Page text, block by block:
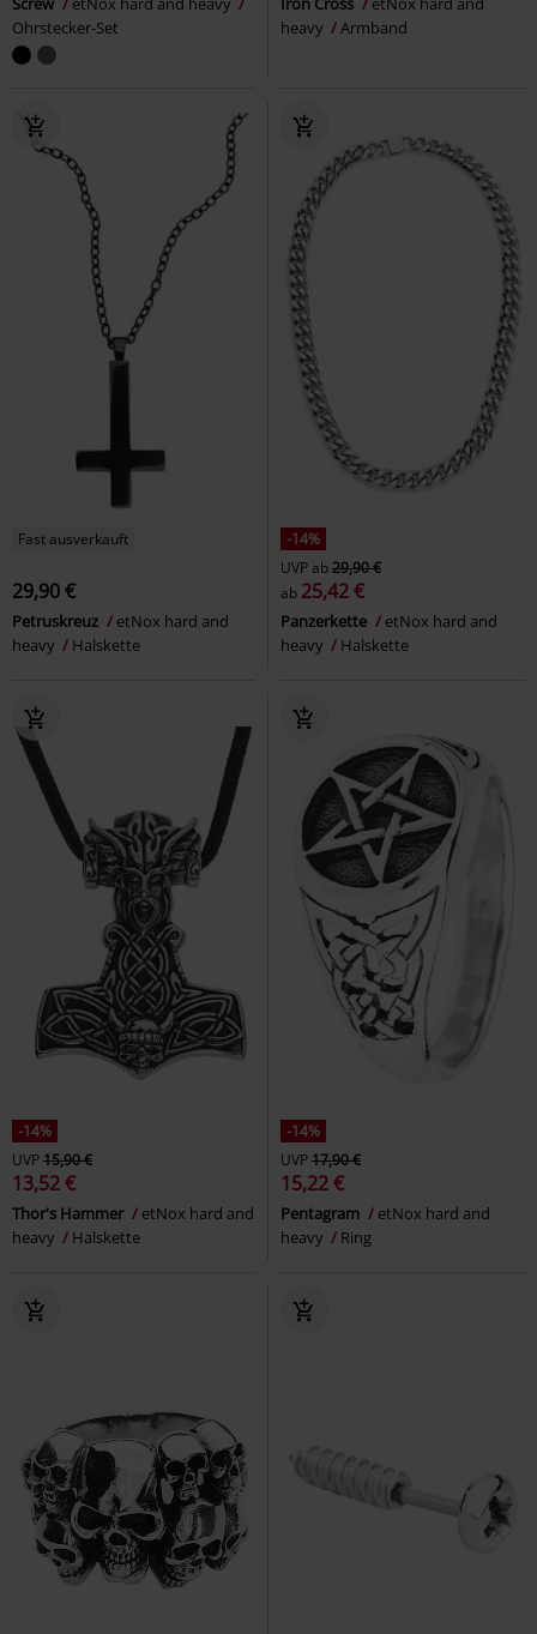
Ohrstecker-Set
heavy
Armband
Fast ausverkauft
29,90 €
Petruskreuz
etNox hard and
heavy
Halskette
-14%
UVPab29,90 €
ab 25,42 €
Panzerkette
etNox hard and
heavy
Halskette
-14%
UVP15,90 €
13,52 €
Thor's Hammer
etNox hard and
heavy
Halskette
-14%
UVP17,90 €
15,22 €
Pentagram
etNox hard and
heavy
Ring